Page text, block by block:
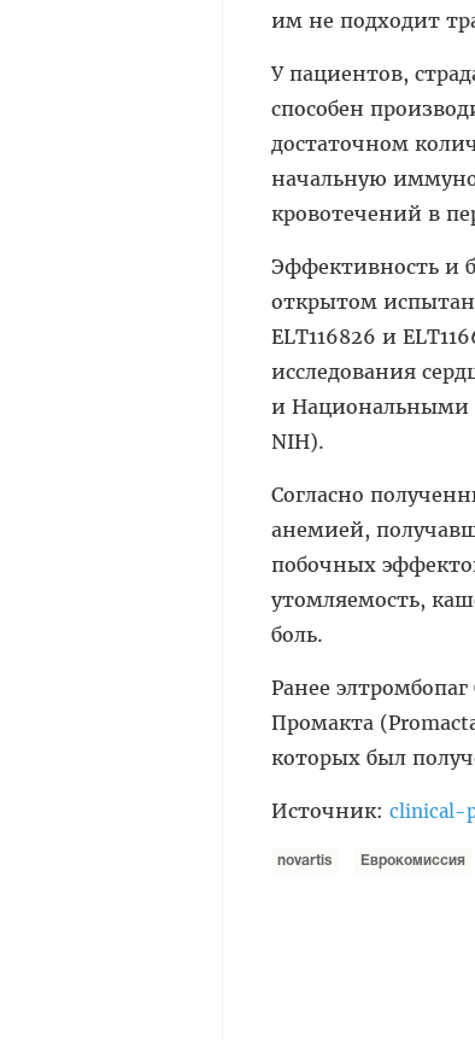
им не подходит
У пациентов,
способен
достаточном
начальную
кровотечений в
Эффективность и
открытом
ELT116826 и
исследования
и Национальными
NIH).
Согласно
анемией,
побочных
утомляемость,
боль.
Ранее
Промакта
которых был
Источник: clinical-
novartis Еврокомиссия